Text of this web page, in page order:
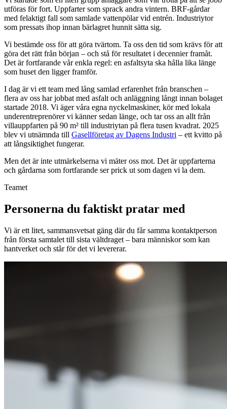
utföras för fort. Uppfarter som sprack andra vintern. BRF-gårdar
med felaktigt fall som samlade vattenpölar vid entrén. Industriytor
som pressats ihop innan bärlagret hunnit sätta sig.
Vi bestämde oss för att göra tvärtom. Ta oss den tid som krävs för att
göra det rätt från början – och stå för resultatet i decennier framåt.
Det är fortfarande vår enkla regel: en asfaltsyta ska hålla lika länge
som huset den ligger framför.
I dag är vi ett team med lång samlad erfarenhet från branschen –
flera av oss har jobbat med asfalt och anläggning långt innan bolaget
startade 2018. Vi äger våra egna nyckelmaskiner, kör med lokala
underentreprenörer vi känner sedan länge, och tar oss an allt från
villauppfarten på 90 m² till industriytan på flera tusen kvadrat. 2025
blev vi utnämnda till Gasellföretag av Dagens Industri – ett kvitto på
att långsiktighet fungerar.
Men det är inte utmärkelserna vi mäter oss mot. Det är uppfarterna
och gårdarna som fortfarande ser prick ut som dagen vi la dem.
Teamet
Personerna du faktiskt pratar med
Vi är ett litet, sammansvetsat gäng där du får samma kontaktperson
från första samtalet till sista vältdraget – bara människor som kan
hantverket och står för det vi levererar.